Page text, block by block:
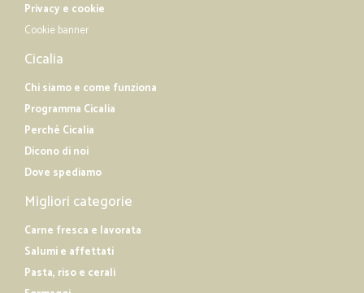
Privacy e cookie
Cookie banner
Cicalia
Chi siamo e come funziona
Programma Cicalia
Perché Cicalia
Dicono di noi
Dove spediamo
Migliori categorie
Carne fresca e lavorata
Salumi e affettati
Pasta, riso e cerali